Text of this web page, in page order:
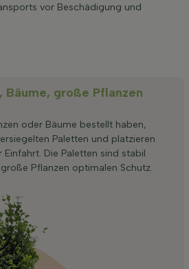
vor Beschädigung und
Bäume, große Pflanzen
oder Bäume bestellt haben,
Paletten und platzieren
Einfahrt. Die Paletten sind stabil
Pflanzen optimalen Schutz.